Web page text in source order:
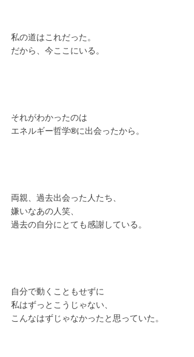
私の道はこれだった。
だから、今ここにいる。
それがわかったのは
エネルギー哲学®︎に出会ったから。
両親、過去出会った人たち、
嫌いなあの人笑、
過去の自分にとても感謝している。
自分で動くこともせずに
私はずっとこうじゃない、
こんなはずじゃなかったと思っていた。